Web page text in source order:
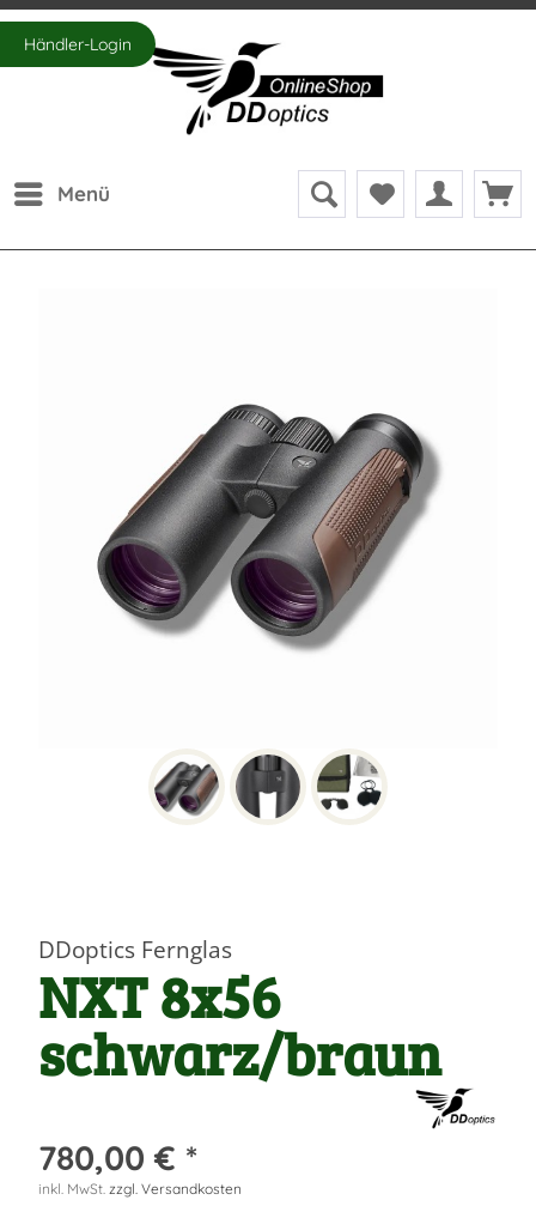
Händler-Login
Menü
DDoptics Fernglas
NXT 8x56
schwarz/braun
780,00 € *
inkl. MwSt. zzgl. Versandkosten